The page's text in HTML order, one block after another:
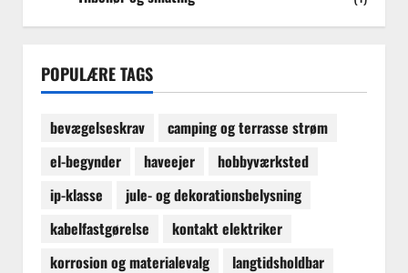
POPULÆRE TAGS
bevægelseskrav
camping og terrasse strøm
el-begynder
haveejer
hobbyværksted
ip-klasse
jule- og dekorationsbelysning
kabelfastgørelse
kontakt elektriker
korrosion og materialevalg
langtidsholdbar